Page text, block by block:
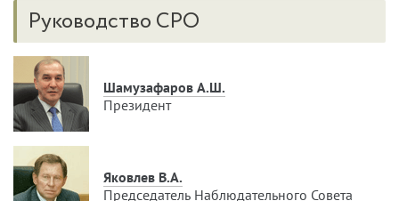
Руководство СРО
Шамузафаров А.Ш.
Президент
Яковлев В.А.
Председатель Наблюдательного Совета